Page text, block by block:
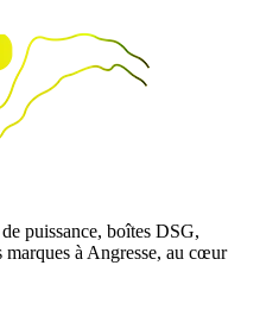
puissance, boîtes DSG,
à Angresse, au cœur